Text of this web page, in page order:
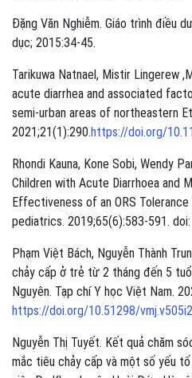
Đặng Văn Nghiễm. Giáo trình điều
dục; 2015:34-45.
Tarikuwa Natnael, Mistir Lingerew
acute diarrhea and associated
semi-urban areas of northeastern
2021;21(1):290.https://doi.org/
Rhondi Kauna, Kone Sobi, Wendy
Children with Acute Diarrhoea and
Effectiveness of an ORS
pediatrics. 2019;65(6):583-591.
Phạm Việt Bách, Nguyễn Thành
chảy cấp ở trẻ từ 2 tháng đến 5
Nguyên. Tạp chí Y học Việt Nam.
https://doi.org/10.51298/
Nguyễn Thị Tuyết. Kết quả chăm
mắc tiêu chảy cấp và một số yếu